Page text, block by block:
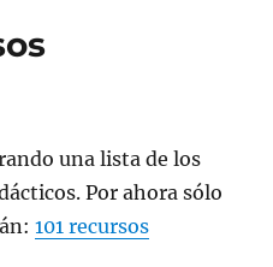
una lista de los
Por ahora sólo
101 recursos